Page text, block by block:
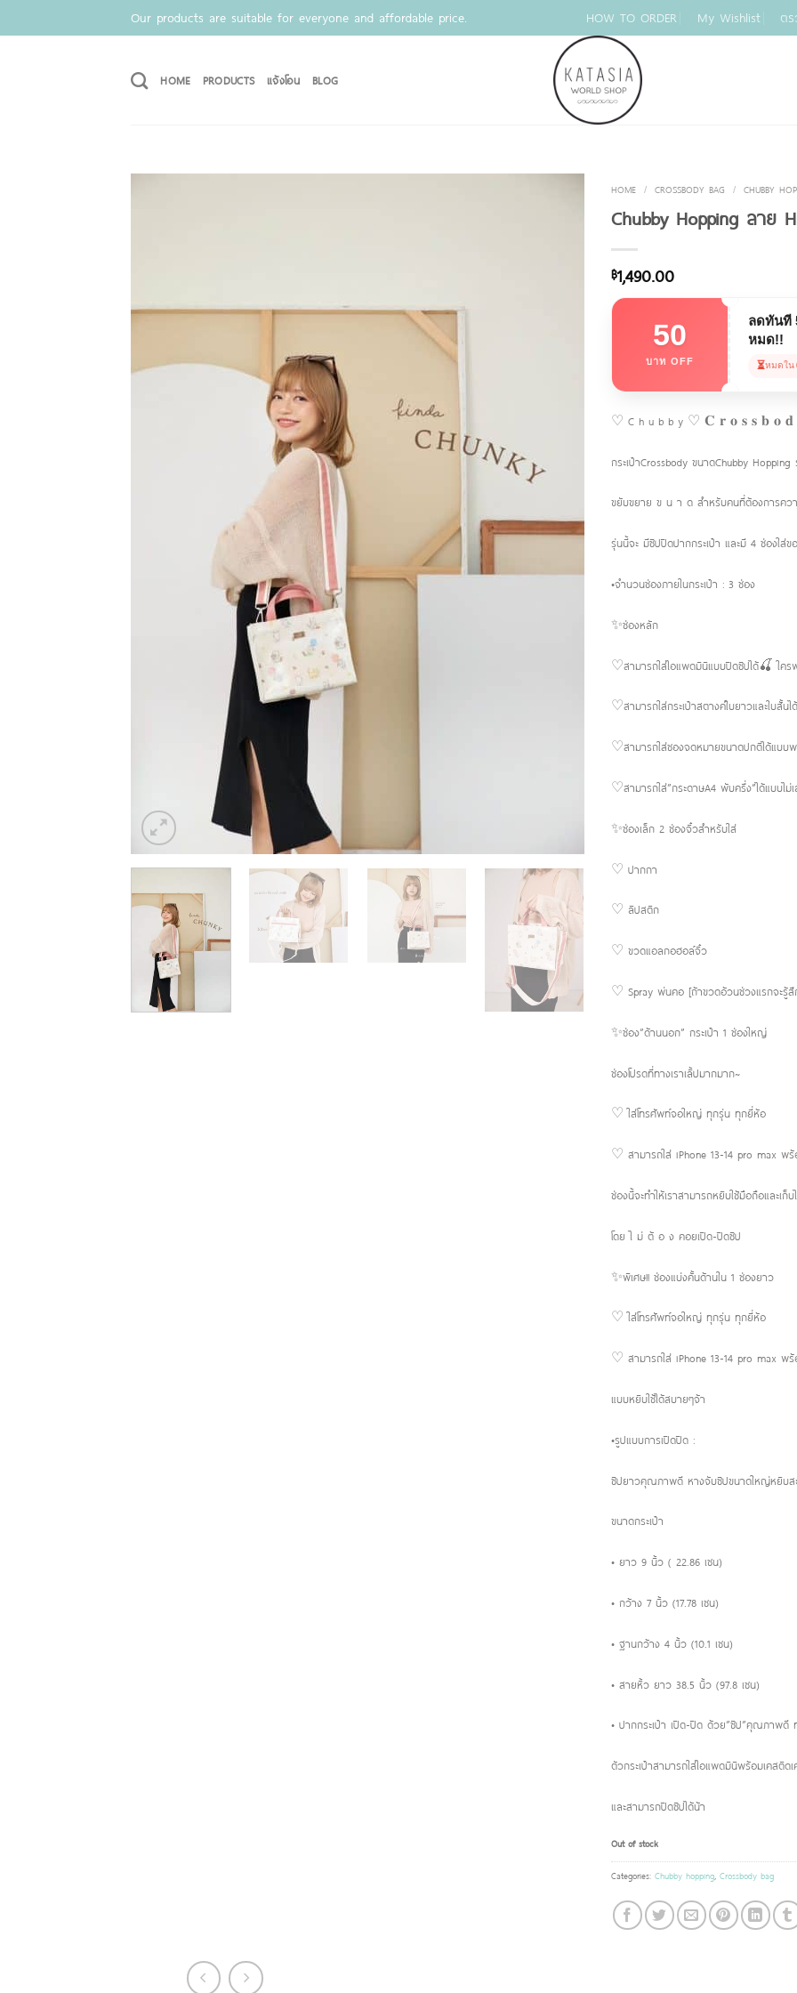
to
Our products are suitable for everyone and affordable price. HOW TO ORDER My Wishlist ต
HOME PRODUCTS แจ้งโอน BLOG
HOME / CROSSBODY BAG / CHUBBY
Chubby Hopping ลาย
฿1,490.00
50
บาท OFF
ลดทันที
หมด!!
⏳หมดใน
♡ C h u b b y ♡ 𝐂 𝐫 𝐨 𝐬 𝐬 𝐛 𝐨 𝐝
กระเป๋าCrossbody ขนาดChubby Hopping
ขยับขยาย ข น า ด สำหรับคนที่ต้องการคว
รุ่นนี้จะ มีซิปปิดปากกระเป๋า และมี 4 ช่องใส่ข
•จำนวนช่องภายในกระเป๋า : 3 ช่อง
✨ช่องหลัก
♡สามารถใส่ไอแพดมินิแบบปิดซิปได้🍒 ใคร
♡สามารถใส่กระเป๋าสตางค์ใบยาวและใบสั้นไ
♡สามารถใส่ซองจดหมายขนาดปกติได้แบบพ
♡สามารถใส่”กระดาษA4 พับครึ่ง”ได้แบบไม่
✨ช่องเล็ก 2 ช่องจิ๋วสำหรับใส่
♡ ปากกา
♡ ลิปสติก
♡ ขวดแอลกอฮอล์จิ๋ว
♡ Spray พ่นคอ [ถ้าขวดอ้วนช่วงแรกจะรู้สึ
✨ช่อง”ด้านนอก” กระเป๋า 1 ช่องใหญ่
ช่องโปรดที่ทางเราเลิ้ปมากมาก~
♡ ใส่โทรศัพท์จอใหญ่ ทุกรุ่น ทุกยี่ห้อ
♡ สามารถใส่ iPhone 13-14 pro max พร้
ช่องนี้จะทำให้เราสามารถหยิบใช้มือถือและเก็
โดย ไ ม่ ต้ อ ง คอยเปิด-ปิดซิป
✨พิเศษ!! ช่องแบ่งคั้นด้านใน 1 ช่องยาว
♡ ใส่โทรศัพท์จอใหญ่ ทุกรุ่น ทุกยี่ห้อ
♡ สามารถใส่ iPhone 13-14 pro max พร้
แบบหยิบใช้ได้สบายๆจ้า
•รูปแบบการเปิดปิด :
ซิปยาวคุณภาพดี หางจับซิปขนาดใหญ่หยิบส
ขนาดกระเป๋า
• ยาว 9 นิ้ว ( 22.86 เซน)
• กว้าง 7 นิ้ว (17.78 เซน)
• ฐานกว้าง 4 นิ้ว (10.1 เซน)
• สายหิ้ว ยาว 38.5 นิ้ว (97.8 เซน)
• ปากกระเป๋า เปิด-ปิด ด้วย”ซิป”คุณภาพดี
ตัวกระเป๋าสามารถใส่ไอแพดมินิพร้อมเคสติด
และสามารถปิดซิปได้น้า
Out of stock
Categories: Chubby hopping, Crossbody bag